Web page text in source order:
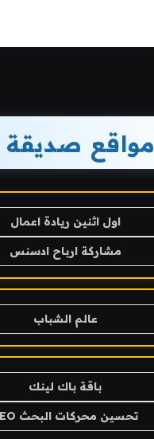
مواقع صديقة
اول اثنين ريادة اعمال
مشاركة ارباح ادسنس
عالم الشباب
باقة باك لينك
تحسين محركات البحث SEO